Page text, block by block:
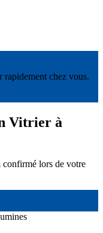
chez vous.
Vitrier à
confirmé lors de votre